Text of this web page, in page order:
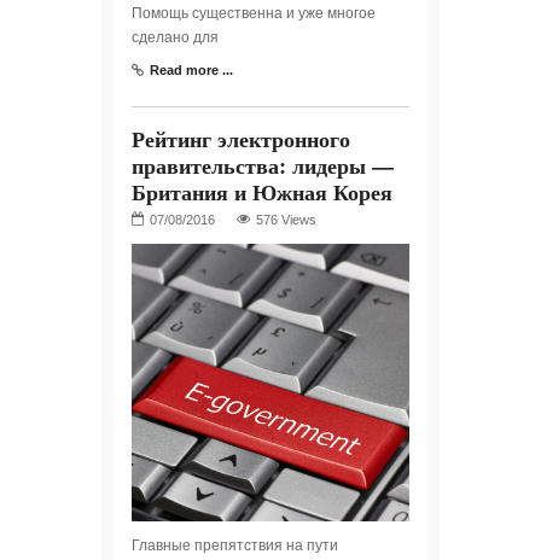
Помощь существенна и уже многое
сделано для
Read more ...
Рейтинг электронного
правительства: лидеры —
Британия и Южная Корея
576 Views
Главные препятствия на пути